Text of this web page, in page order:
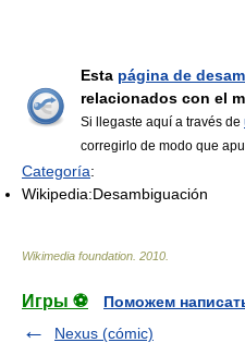
Esta página de
relacionados con el
Si llegaste aquí a través de
corregirlo de modo que
Categoría:
Wikipedia:Desambiguación
Wikimedia foundation 2010
Игры ⚽
Поможем
Nexus (cómic)